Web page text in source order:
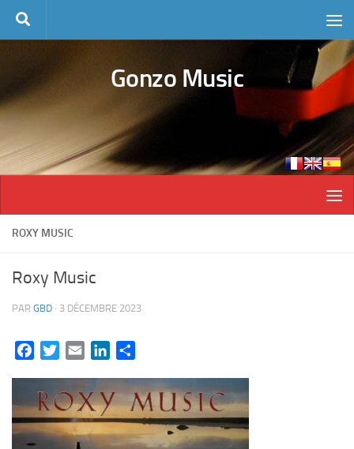
Skip to content
Gonzo Music
ROXY MUSIC
Roxy Music
PAR GBD · 3 DÉCEMBRE 2023
FacebookTwitterEmail LinkedIn